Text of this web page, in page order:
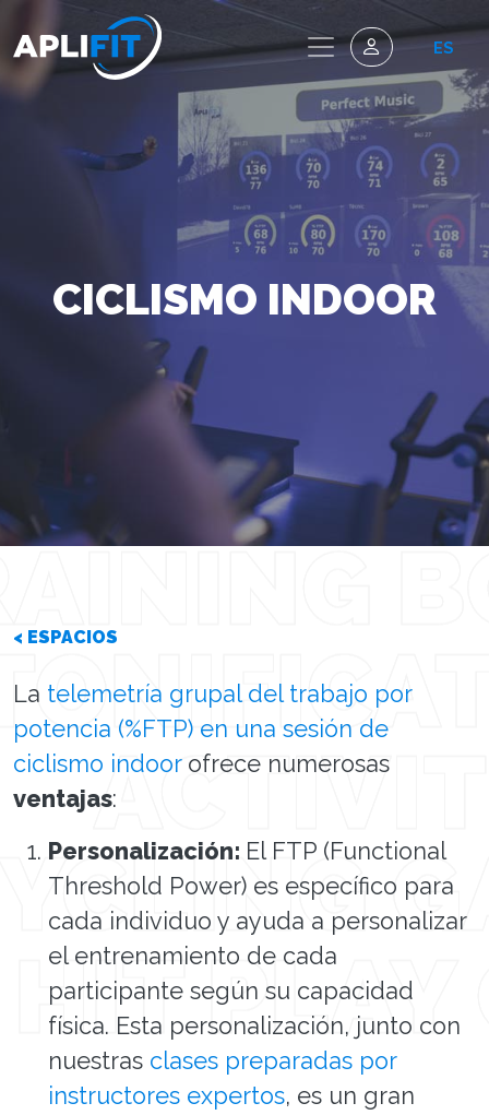
ES
CICLISMO INDOOR
< ESPACIOS
La telemetría grupal del trabajo por
potencia (%FTP) en una sesión de
ciclismo indoorofrece numerosas
ventajas:
Personalización: El FTP (Functional
Threshold Power) es específico para
cada individuo y ayuda a personalizar
el entrenamiento de cada
participante según su capacidad
física. Esta personalización, junto con
nuestras clases preparadas por
instructores expertos, es un gran